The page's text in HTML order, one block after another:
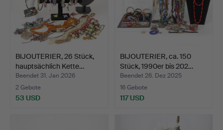
BIJOUTERIER, 26 Stück,
hauptsächlich Kette…
Beendet 31. Jan 2026
2 Gebote
53 USD
BIJOUTERIER, ca. 150
Stück, 1990er bis 202…
Beendet 26. Dez 2025
16 Gebote
117 USD